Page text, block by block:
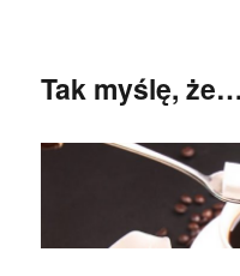
Tak myślę, że…